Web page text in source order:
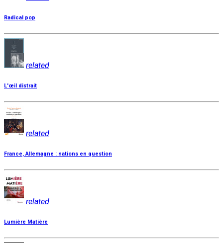
Radical pop
related
L'œil distrait
related
France, Allemagne : nations en question
related
Lumière Matière